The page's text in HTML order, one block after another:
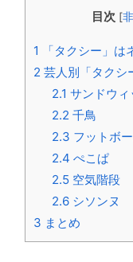
目次 [
1
「タクシー」は
2 芸人別「タクシ
2.1 サンドウィ
2.2 千鳥
2.3 フットボ
2.4 ぺこぱ
2.5空気階段
2.6シソンヌ
3 まとめ